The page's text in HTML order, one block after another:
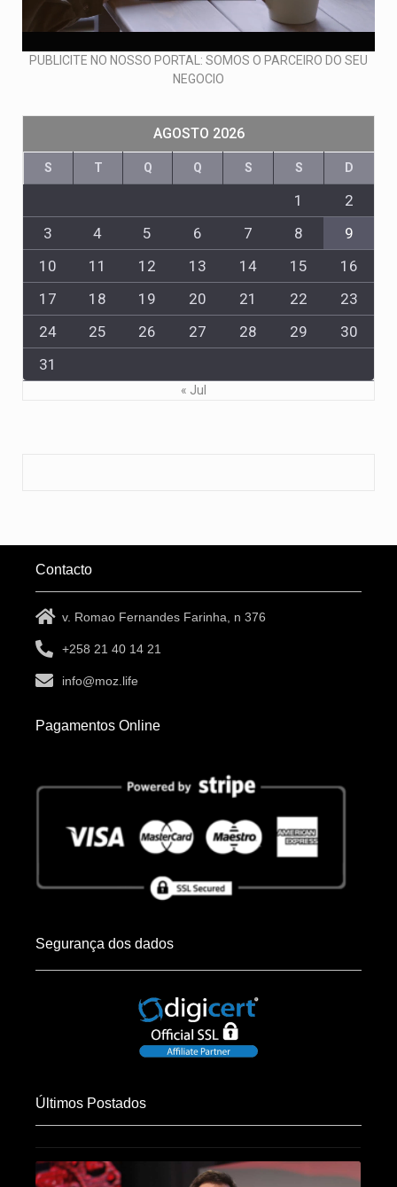
PUBLICITE NO NOSSO PORTAL: SOMOS O PARCEIRO DO SEU
NEGOCIO
AGOSTO 2026
S T Q Q S S D
1
2
3
4 5 6 7 8
9
10
11 12 13 14 15
16
17
18 19 20 21 22
23
24
25 26 27 28 29
30
31
« Jul
Contacto
v. Romao Fernandes Farinha, n 376
+258 21 40 14 21
info@moz.life
Pagamentos Online
Segurança dos dados
Últimos Postados